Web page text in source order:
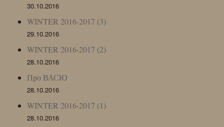
30.10.2016
WINTER 2016-2017 (3)
29.10.2016
WINTER 2016-2017 (2)
28.10.2016
Про ВАСЮ
28.10.2016
WINTER 2016-2017 (1)
28.10.2016